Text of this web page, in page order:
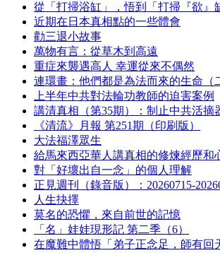
從「打掃浴缸」，悟到「打掃『欲』
近期在日本真相點的一些體會
勸三退小故事
萬物有言：從草木到高遠
重症來襲遇高人 幸運從來不偶然
連環畫：他們都是為法而來的生命（
上半年中共對法輪功教師的迫害案例
講清真相（第35期）：制止中共活摘
《清流》月報 第251期（印刷版）
大法福澤眾生
給馬來西亞華人講真相的修煉經歷和
對「好壞出自一念」的個人理解
正見週刊（錄音版）：20260715-
人生抉擇
莫名的恐懼，來自前世的記憶
「名」娃娃現形記 第二季（6）
在魔難中體悟「弟子正念足，師有回